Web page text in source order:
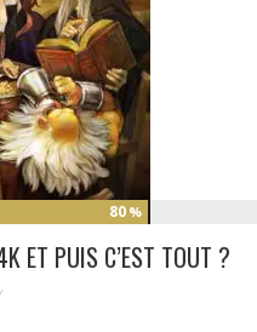
80 %
ET PUIS C’EST TOUT ?